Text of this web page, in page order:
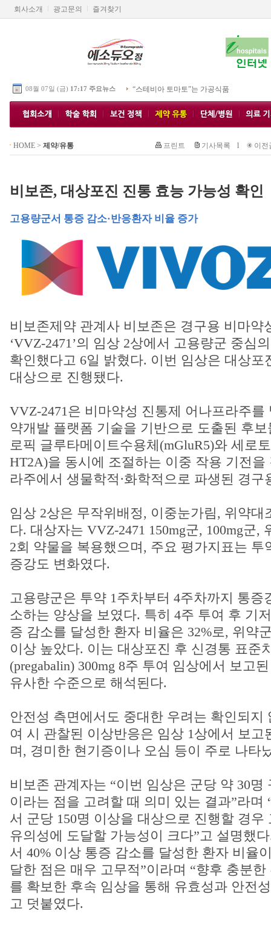
회사소개 광고문의 즐겨찾기
08월 07일 (금) 17:17 주요뉴스 “스테비아 토마토”는 가공식품
HOME> 제약/유통 프린트 기사목록 l 이전
비보존, 대상포진 진통 효능 가능성 확인
고용량군서 통증 감소·반응환자 비율 증가
비보존제약 관계사 비보존은 경구용 비마약
‘VVZ-2471’의 임상 2상에서 고용량군 중심
확인했다고 6일 밝혔다. 이번 임상은 대상포
대상으로 진행됐다.
VVZ-2471은 비마약성 진통제 어나프라주를
약개발 플랫폼 기술을 기반으로 도출된 후
로픽 글루타메이트수용체(mGluR5)와 세로
HT2A)을 동시에 조절하는 이중 작용 기전을
라주에서 생물학적·화학적으로 파생된 경구
임상 2상은 무작위배정, 이중눈가림, 위약대
다. 대상자는 VVZ-2471 150mg군, 100mg군,
2회 약물을 복용했으며, 주요 평가지표는 투
증강도 변화였다.
고용량군은 투약 1주차부터 4주차까지 통증
소하는 양상을 보였다. 특히 4주 투여 후 기
증 감소를 달성한 환자 비율은 32%로, 위약
이상 높았다. 이는 대상포진 후 신경통 표준
(pregabalin) 300mg 8주 투여 임상에서 보고
유사한 수준으로 해석된다.
안전성 측면에서도 중대한 우려는 확인되지
여 시 관찰된 이상반응은 임상 1상에서 보고
며, 경미한 현기증이나 오심 등이 주로 나타
비보존 관계자는 “이번 임상은 군당 약 30명
이라는 점을 고려할 때 의미 있는 결과”라며
서 군당 150명 이상을 대상으로 진행할 경우
유의성에 도달할 가능성이 크다”고 설명했
서 40% 이상 통증 감소를 달성한 환자 비율
달한 점은 매우 고무적”이라며 “향후 충분
를 확보한 후속 임상을 통해 유효성과 안전
고 덧붙였다.